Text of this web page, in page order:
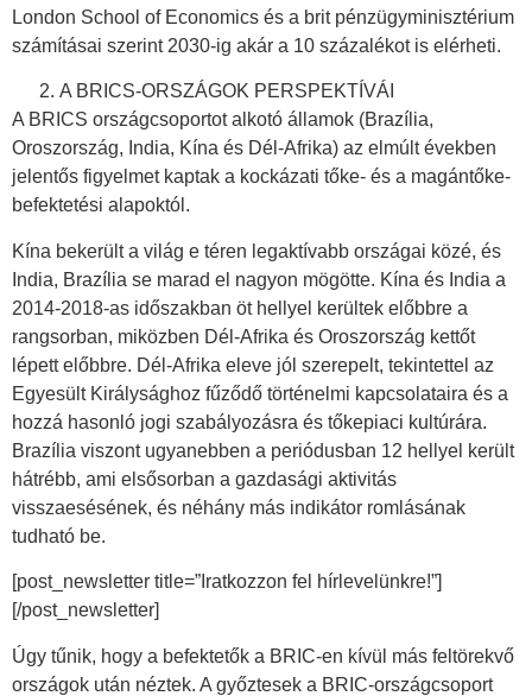
London School of Economics és a brit pénzügyminisztérium
számításai szerint 2030-ig akár a 10 százalékot is elérheti.
A BRICS-ORSZÁGOK PERSPEKTÍVÁI
A BRICS országcsoportot alkotó államok (Brazília,
Oroszország, India, Kína és Dél-Afrika) az elmúlt években
jelentős figyelmet kaptak a kockázati tőke- és a magántőke-
befektetési alapoktól.
Kína bekerült a világ e téren legaktívabb országai közé, és
India, Brazília se marad el nagyon mögötte. Kína és India a
2014-2018-as időszakban öt hellyel kerültek előbbre a
rangsorban, miközben Dél-Afrika és Oroszország kettőt
lépett előbbre. Dél-Afrika eleve jól szerepelt, tekintettel az
Egyesült Királysághoz fűződő történelmi kapcsolataira és a
hozzá hasonló jogi szabályozásra és tőkepiaci kultúrára.
Brazília viszont ugyanebben a periódusban 12 hellyel került
hátrébb, ami elsősorban a gazdasági aktivitás
visszaesésének, és néhány más indikátor romlásának
tudható be.
[post_newsletter title=”Iratkozzon fel hírlevelünkre!”]
[/post_newsletter]
Úgy tűnik, hogy a befektetők a BRIC-en kívül más feltörekvő
országok után néztek. A győztesek a BRIC-országcsoport